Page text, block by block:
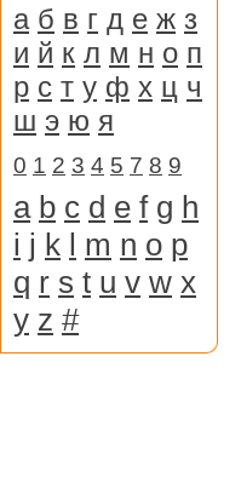
а б в г д е ж з
и й к л м н о п
р с т у ф х ц ч
ш э ю я
0 1 2 3 4 5 7 8 9
a b c d e f g h
i j k l m n o p
q r s t u v w x
y z #